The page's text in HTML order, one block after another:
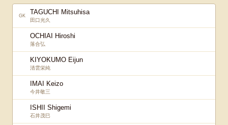
GK TAGUCHI Mitsuhisa
田口光久
OCHIAI Hiroshi
落合弘
KIYOKUMO Eijun
清雲栄純
IMAI Keizo
今井敬三
ISHII Shigemi
石井茂巳